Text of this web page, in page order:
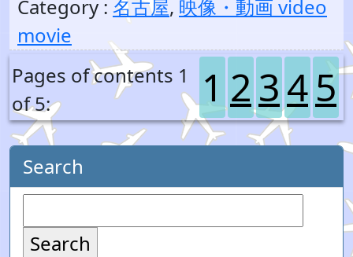
Category : 名古屋, 映像・動画 video
movie
Pages of contents 1
of 5:
1 2 345
Search
Search